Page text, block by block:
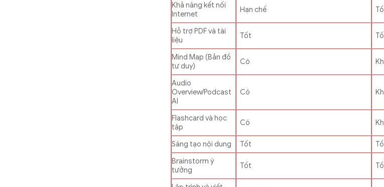
Khả năng kết nối
Internet
Hạn chế
Hỗ trợ PDF và tài
liệu
Tốt
Mind Map (Bản đồ
tư duy)
Có
Audio
Overview/Podcast
AI
Có
Flashcard và học
tập
Có
Sáng tạo nội dung Tốt
Brainstorm ý
tưởng
Tốt